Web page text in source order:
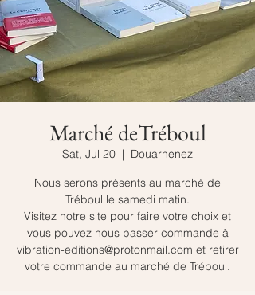
Marché deTréboul
Sat, Jul 20
  |
Douarnenez
Nous serons présents au marché de
Tréboul le samedi matin.
Visitez notre site pour faire votre choix et
vous pouvez nous passer commande à
vibration-editions@protonmail.com et retirer
votre commande au marché de Tréboul.